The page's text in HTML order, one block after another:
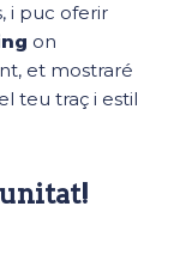
i puc oferir
on
et mostraré
teu traç i estil